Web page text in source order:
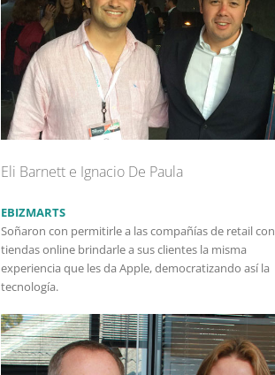
Eli Barnett e Ignacio De Paula
EBIZMARTS
Soñaron con permitirle a las compañías de retail con
tiendas online brindarle a sus clientes la misma
experiencia que les da Apple, democratizando así la
tecnología.